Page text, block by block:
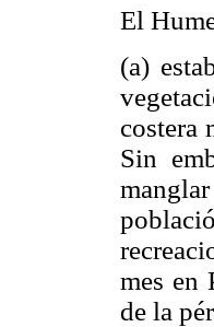
El
(a)
costera
Sin
mes en
de la